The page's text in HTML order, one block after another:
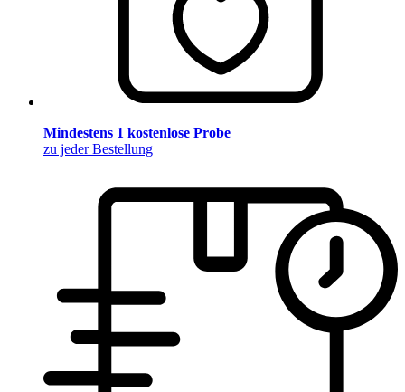
Mindestens 1 kostenlose Probe
zu jeder Bestellung